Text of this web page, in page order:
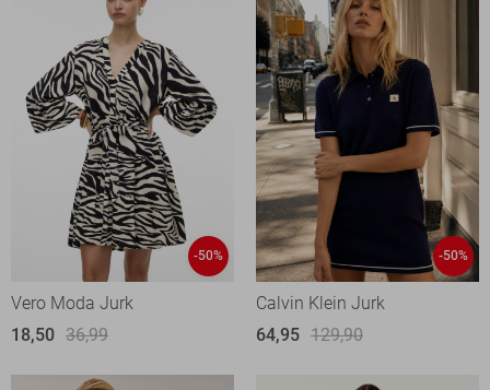
-50%
Vero Moda Jurk
18,50 36,99
-50%
Calvin Klein Jurk
64,95 129,90